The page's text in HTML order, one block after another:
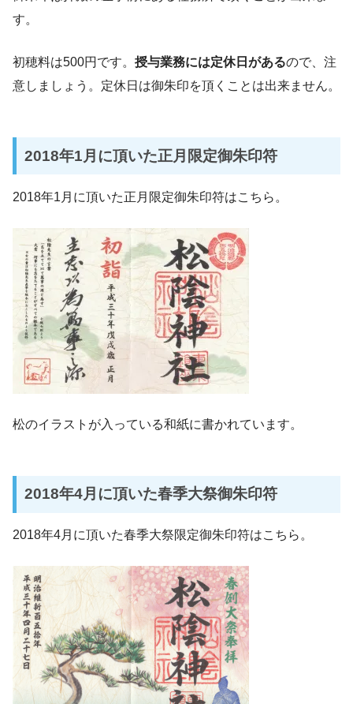
す。
初穂料は500円です。 授与業務には定休日があるので、注
意しましょう。定休日は御朱印を頂くことは出来ません。
2018年1月に頂いた正月限定御朱印符
2018年1月に頂いた正月限定御朱印符はこちら。
松のイラストが入っている和紙に書かれています。
2018年4月に頂いた春季大祭御朱印符
2018年4月に頂いた春季大祭限定御朱印符はこちら。